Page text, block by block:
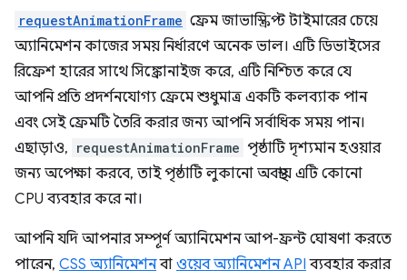
requestAnimationFrame ফ্রেম জাভাস্ক্রিপ্ট টাইমারের চেয়ে
অ্যানিমেশন কাজের সময় নির্ধারণে অনেক ভাল। এটি ডিভাইসের
রিফ্রেশ হারের সাথে সিঙ্ক্রোনাইজ করে, এটি নিশ্চিত করে যে
আপনি প্রতি প্রদর্শনযোগ্য ফ্রেমে শুধুমাত্র একটি কলব্যাক পান
এবং সেই ফ্রেমটি তৈরি করার জন্য আপনি সর্বাধিক সময় পান।
এছাড়াও, requestAnimationFrame পৃষ্ঠাটি দৃশ্যমান হওয়ার
জন্য অপেক্ষা করবে, তাই পৃষ্ঠাটি লুকানো অবস্থায় এটি কোনো
CPU ব্যবহার করে না।
আপনি যদি আপনার সম্পূর্ণ অ্যানিমেশন আপ-ফ্রন্ট ঘোষণা করতে
পারেন, CSS অ্যানিমেশনবা ওয়েব অ্যানিমেশন API ব্যবহার করার